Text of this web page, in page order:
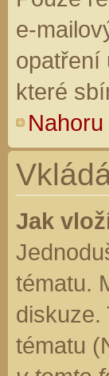
e-
opatření
které
Nahoru
Jak
tématu.
diskuze.
tématu